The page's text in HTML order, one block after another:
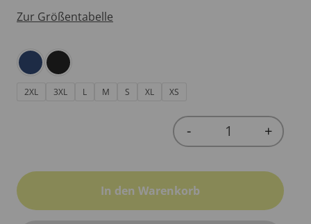
Zur Größentabelle
2XL 3XL L M S XL XS
Quantity
- +
In den Warenkorb